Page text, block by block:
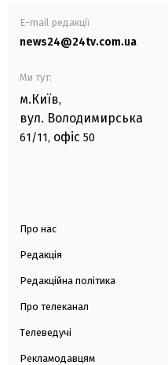
E-mail редакції
news24@24tv.com.ua
Ми тут:
м.Київ,
вул. Володимирська
61/11, офіс 50
Про нас
Редакція
Редакційна політика
Про телеканал
Телеведучі
Рекламодавцям